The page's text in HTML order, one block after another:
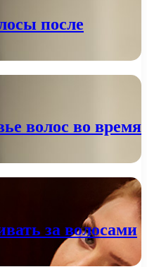
после
волос во время
за волосами